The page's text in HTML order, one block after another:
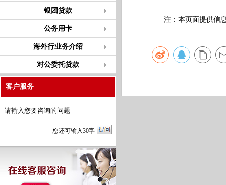
银团贷款
公务用卡
海外行业务介绍
对公委托贷款
客户服务
您还可输入30字
注：本页面提供信息